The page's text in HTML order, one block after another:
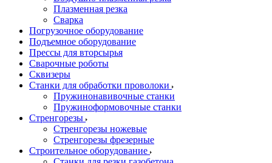
Плазменная резка
Сварка
Погрузочное оборудование
Подъемное оборудование
Прессы для вторсырья
Сварочные роботы
Сквизеры
Станки для обработки проволоки
Пружинонавивочные станки
Пружиноформовочные станки
Стренгорезы
Стренгорезы ножевые
Стренгорезы фрезерные
Строительное оборудование